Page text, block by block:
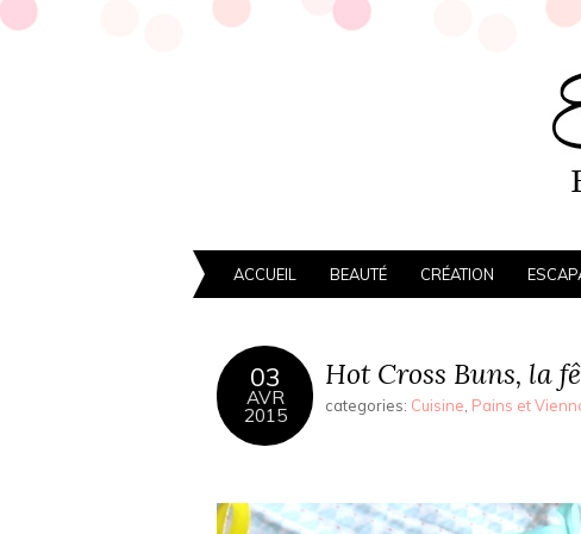
ACCUEIL BEAUTÉ CRÉATION
03
AVR
2015
Hot Cross Buns, la
categories: Cuisine Pains et